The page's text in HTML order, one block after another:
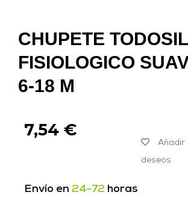
CHUPETE
FISIOLOGICO
6-18 M
7,54 €
Añadir
deseos
Envío en 24-72 horas